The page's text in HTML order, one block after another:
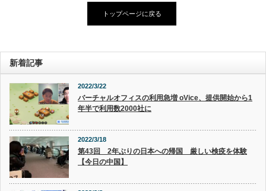
トップページに戻る
新着記事
2022/3/22
バーチャルオフィスの利用急増 oVice、提供開始から1
年半で利用数2000社に
2022/3/18
第43回 2年ぶりの日本への帰国 厳しい検疫を体験
【今日の中国】